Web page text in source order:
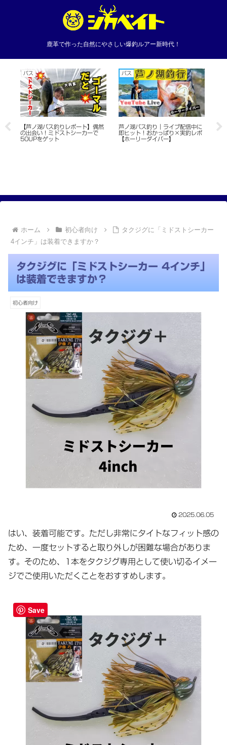
鹿革で作った自然にやさしい爆釣ルアー新時代！
バス
【芦ノ湖バス釣りレポート】偶然
の出会い！ミドストシーカーで
50UPをゲット
バス
芦ノ湖バス釣り｜ライブ配信中に
即ヒット！おかっぱり×実釣レポ
【ホーリーダイバー】
一
ホーム 初心者向け
タクジグに「ミドストシーカー
4インチ」は装着できますか？
タクジグに「ミドストシーカー 4インチ」
は装着できますか？
初心者向け
2025.06.05
はい、装着可能です。ただし非常にタイトなフィット感の
ため、一度セットすると取り外しが困難な場合がありま
す。そのため、1本をタクジグ専用として使い切るイメー
ジでご使用いただくことをおすすめします。
Save